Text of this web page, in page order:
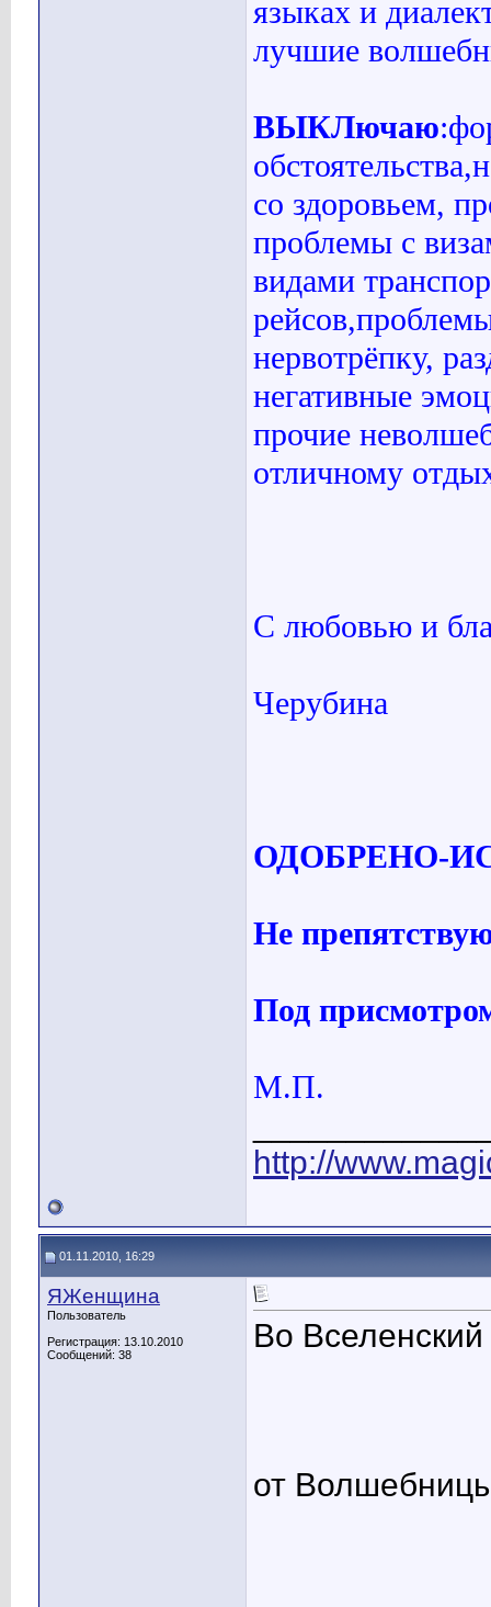
языках и
лучшие
ВЫКЛючаю
со здоровьем,
проблемы с
видами
нервотрёпку,
негативные
прочие
отличному
С любовью и
Черубина
ОДОБРЕНО-
Не
Под
М.П.
http://
01.11.2010, 16:29
ЯЖенщина
Пользователь
Регистрация: 13.10.2010
Сообщений: 38
Во
от